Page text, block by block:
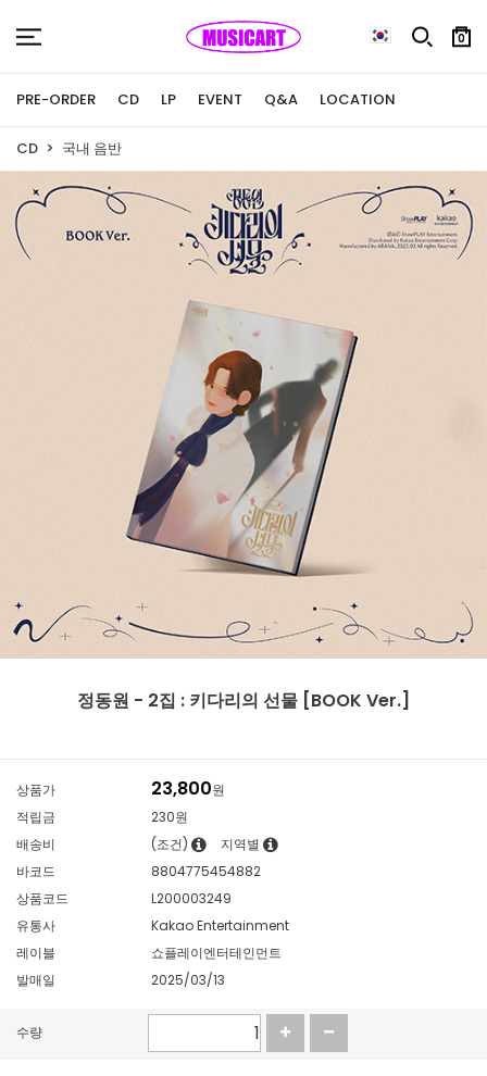
0
PRE-ORDER CD LP EVENT Q&A LOCATION
CD 국내 음반
정동원 - 2집 : 키다리의 선물 [BOOK Ver.]
상품가 23,800원
적립금
230원
배송비
(조건)
지역별
바코드
8804775454882
상품코드
L200003249
유통사
Kakao Entertainment
레이블
쇼플레이엔터테인먼트
발매일
2025/03/13
수량